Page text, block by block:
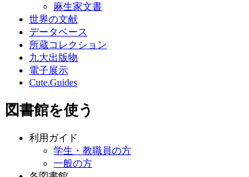
麻生家文書
世界の文献
データベース
所蔵コレクション
九大出版物
電子展示
Cute.Guides
図書館を使う
利用ガイド
学生・教職員の方
一般の方